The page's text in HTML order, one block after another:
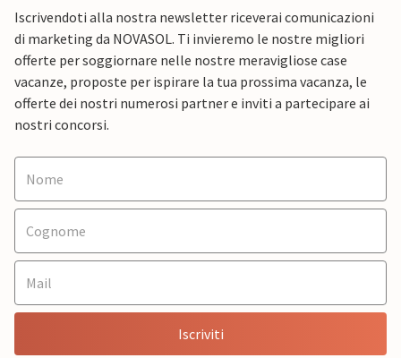
Iscrivendoti alla nostra newsletter riceverai comunicazioni
di marketing da NOVASOL. Ti invieremo le nostre migliori
offerte per soggiornare nelle nostre meravigliose case
vacanze, proposte per ispirare la tua prossima vacanza, le
offerte dei nostri numerosi partner e inviti a partecipare ai
nostri concorsi.
Iscriviti